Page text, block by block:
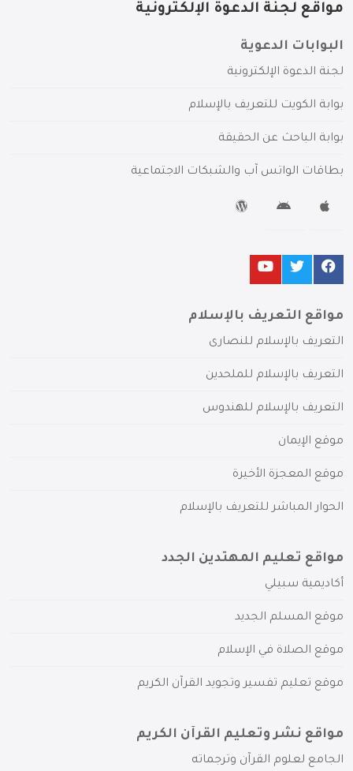
مواقع لجنة الدعوة الإلكترونية
البوابات الدعوية
لجنة الدعوة الإلكترونية
بوابة الكويت للتعريف بالإسلام
بوابة الباحث عن الحقيقة
بطاقات الواتس آب والشبكات الاجتماعية
مواقع التعريف بالإسلام
التعريف بالإسلام للنصارى
التعريف بالإسلام للملحدين
التعريف بالإسلام للهندوس
موقع الإيمان
موقع المعجزة الأخيرة
الحوار المباشر للتعريف بالإسلام
مواقع تعليم المهتدين الجدد
أكاديمية سبيلي
موقع المسلم الجديد
موقع الصلاة في الإسلام
موقع تعليم تفسير وتجويد القرآن الكريم
مواقع نشر وتعليم القرآن الكريم
الجامع لعلوم القرآن وترجماته